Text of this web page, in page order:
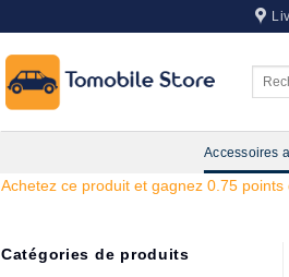
Accessoires
Achetez ce produit et gagnez 0.75 points
Catégories de produits